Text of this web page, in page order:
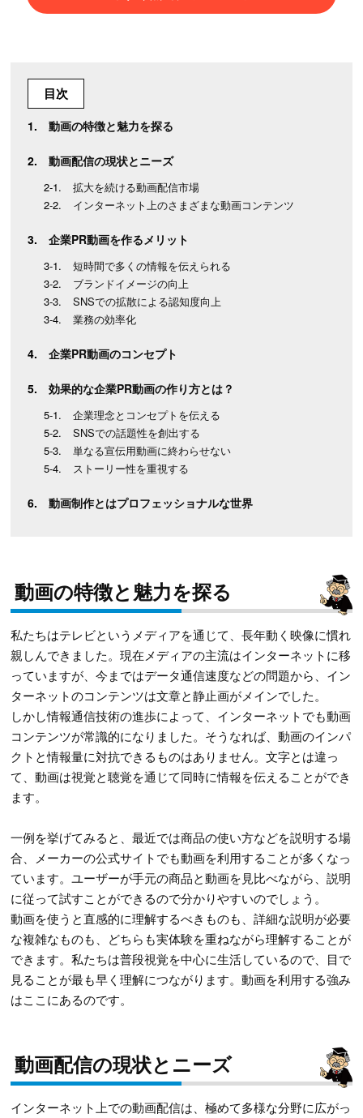
目次
動画の特徴と魅力を探る
動画配信の現状とニーズ
拡大を続ける動画配信市場
インターネット上のさまざまな動画コンテンツ
企業PR動画を作るメリット
短時間で多くの情報を伝えられる
ブランドイメージの向上
SNSでの拡散による認知度向上
業務の効率化
企業PR動画のコンセプト
効果的な企業PR動画の作り方とは？
企業理念とコンセプトを伝える
SNSでの話題性を創出する
単なる宣伝用動画に終わらせない
ストーリー性を重視する
動画制作とはプロフェッショナルな世界
動画の特徴と魅力を探る
私たちはテレビというメディアを通じて、長年動く映像に慣れ
親しんできました。現在メディアの主流はインターネットに移
っていますが、今まではデータ通信速度などの問題から、イン
ターネットのコンテンツは文章と静止画がメインでした。
しかし情報通信技術の進歩によって、インターネットでも動画
コンテンツが常識的になりました。そうなれば、動画のインパ
クトと情報量に対抗できるものはありません。文字とは違っ
て、動画は視覚と聴覚を通じて同時に情報を伝えることができ
ます。
一例を挙げてみると、最近では商品の使い方などを説明する場
合、メーカーの公式サイトでも動画を利用することが多くなっ
ています。ユーザーが手元の商品と動画を見比べながら、説明
に従って試すことができるので分かりやすいのでしょう。
動画を使うと直感的に理解するべきものも、詳細な説明が必要
な複雑なものも、どちらも実体験を重ねながら理解することが
できます。私たちは普段視覚を中心に生活しているので、目で
見ることが最も早く理解につながります。動画を利用する強み
はここにあるのです。
動画配信の現状とニーズ
インターネット上での動画配信は、極めて多様な分野に広がっ